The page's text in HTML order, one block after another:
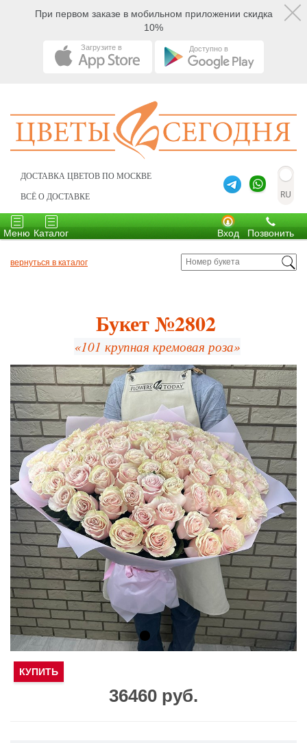
При первом заказе в мобильном приложении скидка
10%
Загрузите в Доступно в
ДОСТАВКА ЦВЕТОВ ПО МОСКВЕ
ВСЁ О ДОСТАВКЕ
Toggle
navigation
Меню
Toggle
navigation
Каталог Позвонить
Вход
вернуться в каталог
Букет №2802
«101 крупная кремовая роза»
36460 руб.
КУПИТЬ